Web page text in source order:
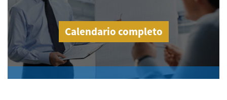
Calendario completo